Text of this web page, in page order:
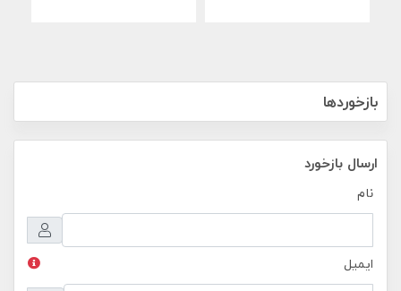
بازخوردها
ارسال بازخورد
نام
ایمیل